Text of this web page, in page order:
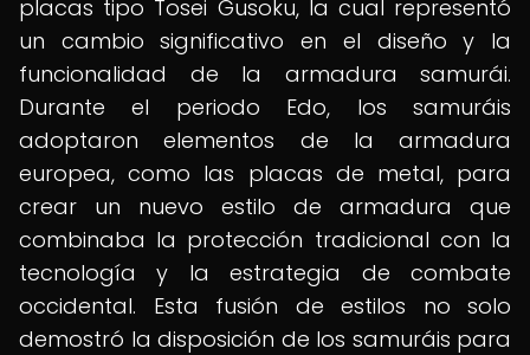
placas tipo Tosei Gusoku, la cual representó
un cambio significativo en el diseño y la
funcionalidad de la armadura samurái.
Durante el periodo Edo, los samuráis
adoptaron elementos de la armadura
europea, como las placas de metal, para
crear un nuevo estilo de armadura que
combinaba la protección tradicional con la
tecnología y la estrategia de combate
occidental. Esta fusión de estilos no solo
demostró la disposición de los samuráis para